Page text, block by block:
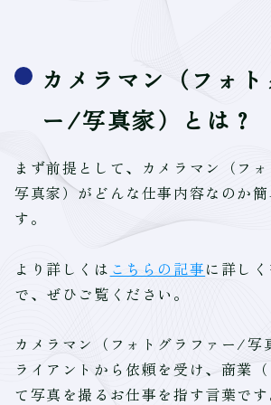
カメラマン（フォト
ー/写真家）とは？
まず前提として、カメラマン（フ
写真家）がどんな仕事内容なのか
す。
より詳しくは こちらの記事に詳し
で、ぜひご覧ください。
カメラマン（フォトグラファー/写
ライアントから依頼を受け、商業（
て写真を撮るお仕事を指す言葉です